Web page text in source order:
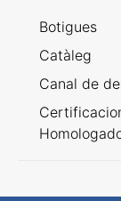
Botigues
Catàleg
Canal de